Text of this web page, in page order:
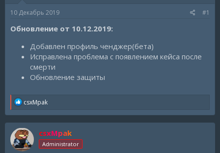
м
а
а
10 Декабрь 2019 #1
Обновление от 10.12.2019:
Добавлен профиль ченджер(бета)
Исправлена проблема с появлением кейса после
смерти
Обновление защиты
R
a
c
t
i
o
csxMpak
csxMpak
Administrator